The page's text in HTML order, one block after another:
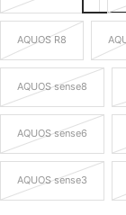
AQUOS R8
AQUOS sense8
AQUOS sense6
AQUOS sense3